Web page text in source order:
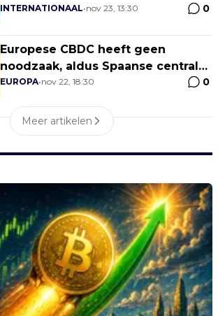
VS
INTERNATIONAAL•nov 23, 13:30 0
Europese CBDC heeft geen
noodzaak, aldus Spaanse centrale
bank
EUROPA•nov 22, 18:30 0
Meer artikelen